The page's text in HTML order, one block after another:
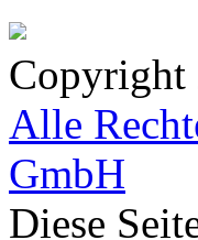
Copyright
Alle
GmbH
Diese